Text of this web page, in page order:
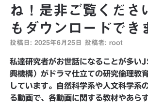
ね！是非ご覧くださ
もダウンロードでき
投稿日: 2025年6月25日 投稿者: root
私達研究者がお世話になることが多い
興機構）がドラマ仕立ての研究倫理教
しています。自然科学系や人文科学系
る動画で、各動画に関する教材やあら